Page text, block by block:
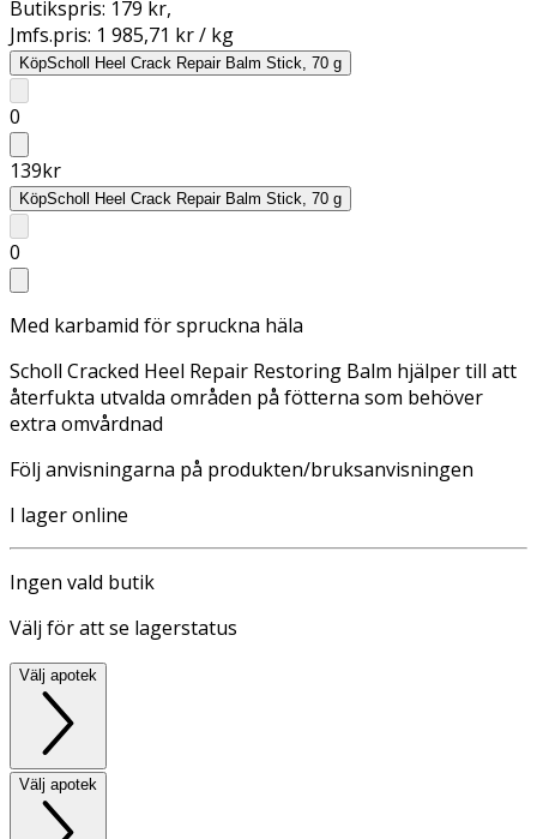
Butikspris: 179 kr,
Jmfs.pris: 1 985,71 kr / kg
KöpScholl Heel Crack Repair Balm Stick, 70 g
0
139kr
KöpScholl Heel Crack Repair Balm Stick, 70 g
0
Med karbamid för spruckna häla
Scholl Cracked Heel Repair Restoring Balm hjälper till att
återfukta utvalda områden på fötterna som behöver
extra omvårdnad
Följ anvisningarna på produkten/bruksanvisningen
I lager online
Ingen vald butik
Välj för att se lagerstatus
Välj apotek
Välj apotek